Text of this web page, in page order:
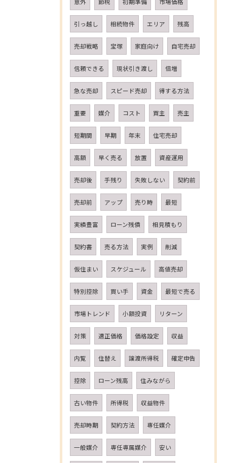
引っ越し 相続物件 エリア 残高
売却戦略 宝塚 家庭向け 自宅売却
信頼できる 現状引き渡し 倍増
急な売却 スピード売却 得する方法
重要 媒介 コスト 買主 売主
短期間 早期 年末 住宅売却
高額 早く売る 放置 資産運用
売却後 手残り 失敗しない 契約前
売却前 アップ 売り時 最短
実績豊富 ローン残債 相見積もり
契約書 売る方法 実例 削減
仮住まい スケジュール 高値売却
特別控除 買い手 資金 最短で売る
市場トレンド 小額投資 リターン
対策 適正価格 価格設定 収益
内覧 住替え 譲渡所得税 確定申告
控除 ローン残高 住みながら
古い物件 所得税 収益物件
売却時期 契約方法 専任媒介
一般媒介 専任専属媒介 安い